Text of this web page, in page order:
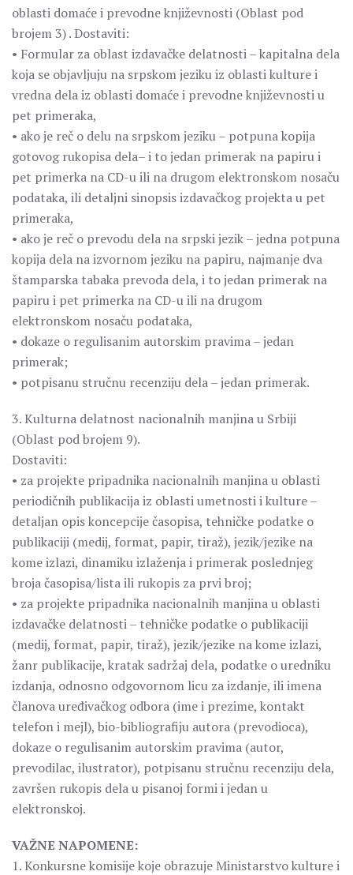
oblasti domaće i prevodne književnosti (Oblast pod
brojem 3) . Dostaviti:
• Formular za oblast izdavačke delatnosti – kapitalna dela
koja se objavljuju na srpskom jeziku iz oblasti kulture i
vredna dela iz oblasti domaće i prevodne književnosti u
pet primeraka,
• ako je reč o delu na srpskom jeziku – potpuna kopija
gotovog rukopisa dela– i to jedan primerak na papiru i
pet primerka na CD-u ili na drugom elektronskom nosaču
podataka, ili detaljni sinopsis izdavačkog projekta u pet
primeraka,
• ako je reč o prevodu dela na srpski jezik – jedna potpuna
kopija dela na izvornom jeziku na papiru, najmanje dva
štamparska tabaka prevoda dela, i to jedan primerak na
papiru i pet primerka na CD-u ili na drugom
elektronskom nosaču podataka,
• dokaze o regulisanim autorskim pravima – jedan
primerak;
• potpisanu stručnu recenziju dela – jedan primerak.
3. Kulturna delatnost nacionalnih manjina u Srbiji
(Oblast pod brojem 9).
Dostaviti:
• za projekte pripadnika nacionalnih manjina u oblasti
periodičnih publikacija iz oblasti umetnosti i kulture –
detaljan opis koncepcije časopisa, tehničke podatke o
publikaciji (medij, format, papir, tiraž), jezik/jezike na
kome izlazi, dinamiku izlaženja i primerak poslednjeg
broja časopisa/lista ili rukopis za prvi broj;
• za projekte pripadnika nacionalnih manjina u oblasti
izdavačke delatnosti – tehničke podatke o publikaciji
(medij, format, papir, tiraž), jezik/jezike na kome izlazi,
žanr publikacije, kratak sadržaj dela, podatke o uredniku
izdanja, odnosno odgovornom licu za izdanje, ili imena
članova uređivačkog odbora (ime i prezime, kontakt
telefon i mejl), bio-bibliografiju autora (prevodioca),
dokaze o regulisanim autorskim pravima (autor,
prevodilac, ilustrator), potpisanu stručnu recenziju dela,
završen rukopis dela u pisanoj formi i jedan u
elektronskoj.
VAŽNE NAPOMENE:
1. Konkursne komisije koje obrazuje Ministarstvo kulture i